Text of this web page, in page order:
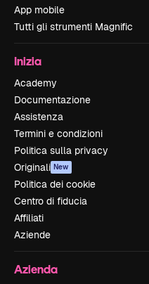
App mobile
Tutti gli strumenti Magnific
Inizia
Academy
Documentazione
Assistenza
Termini e condizioni
Politica sulla privacy
Originali New
Politica dei cookie
Centro di fiducia
Affiliati
Aziende
Azienda